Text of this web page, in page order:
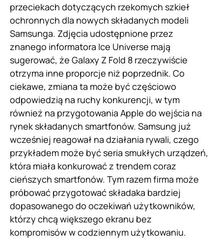
przeciekach dotyczących rzekomych szkieł
ochronnych dla nowych składanych modeli
Samsunga. Zdjęcia udostępnione przez
znanego informatora Ice Universe mają
sugerować, że Galaxy Z Fold 8 rzeczywiście
otrzyma inne proporcje niż poprzednik. Co
ciekawe, zmiana ta może być częściowo
odpowiedzią na ruchy konkurencji, w tym
również na przygotowania Apple do wejścia na
rynek składanych smartfonów. Samsung już
wcześniej reagował na działania rywali, czego
przykładem może być seria smukłych urządzeń,
która miała konkurować z trendem coraz
cieńszych smartfonów. Tym razem firma może
próbować przygotować składaka bardziej
dopasowanego do oczekiwań użytkowników,
którzy chcą większego ekranu bez
kompromisów w codziennym użytkowaniu.